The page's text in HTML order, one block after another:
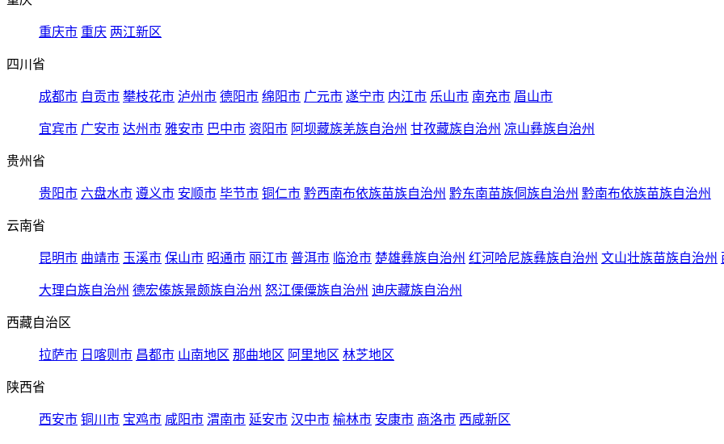
重庆市 重庆 两江新区
四川省
成都市 自贡市 攀枝花市 泸州市 德阳市 绵阳市 广元市 遂宁市 内江市 乐山市 南充市 眉山市
宜宾市 广安市 达州市 雅安市 巴中市 资阳市 阿坝藏族羌族自治州 甘孜藏族自治州 凉山彝族自治州
贵州省
贵阳市 六盘水市 遵义市 安顺市 毕节市 铜仁市 黔西南布依族苗族自治州 黔东南苗族侗族自治州 黔南布依族苗族自治州
云南省
昆明市 曲靖市 玉溪市 保山市 昭通市 丽江市 普洱市 临沧市 楚雄彝族自治州 红河哈尼族彝族自治州 文山壮族苗族自治州
大理白族自治州 德宏傣族景颇族自治州 怒江傈僳族自治州 迪庆藏族自治州
西藏自治区
拉萨市 日喀则市 昌都市 山南地区 那曲地区 阿里地区 林芝地区
陕西省
西安市 铜川市 宝鸡市 咸阳市 渭南市 延安市 汉中市 榆林市 安康市 商洛市 西咸新区